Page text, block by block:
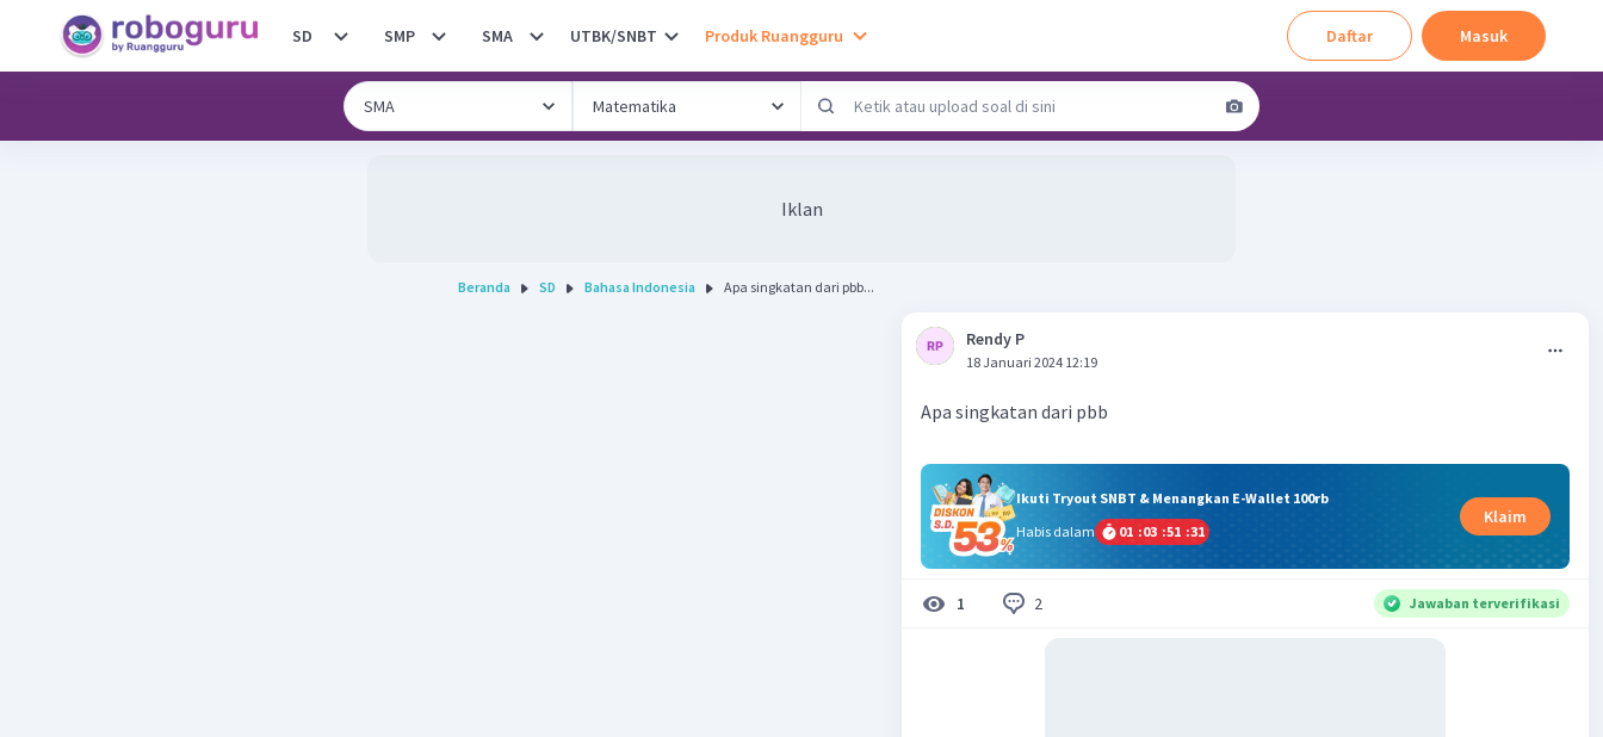
SD SMP SMA UTBK/SNBT Produk Ruangguru Daftar Masuk
Iklan
Beranda SD Bahasa Indonesia Apa singkatan dari pbb...
Rendy P
18 Januari 2024 12:19
Apa singkatan dari pbb
Ikuti Tryout SNBT & Menangkan E-Wallet 100rb
Habis dalam
01 :03 :51 :31
Klaim
1 2 Jawaban terverifikasi